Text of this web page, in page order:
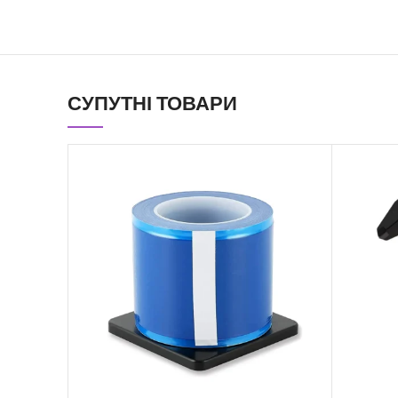
СУПУТНІ ТОВАРИ